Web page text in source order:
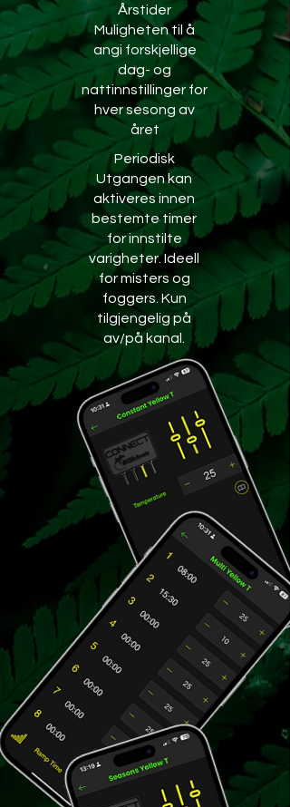
Årstider
Muligheten til å
angi forskjellige
dag- og
nattinnstillinger for
hver sesong av
året
Periodisk
Utgangen kan
aktiveres innen
bestemte timer
for innstilte
varigheter. Ideell
for misters og
foggers. Kun
tilgjengelig på
av/på kanal.